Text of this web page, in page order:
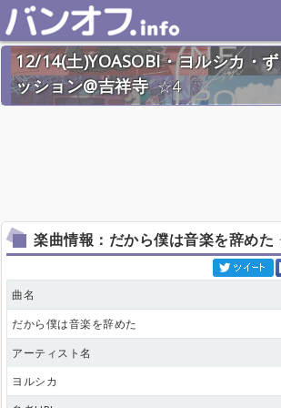
12/14(土)YOASOBI・ヨルシカ・
ッション@吉祥寺
4
楽曲情報：だから僕は音楽を辞めた
曲名
だから僕は音楽を辞めた
アーティスト名
ヨルシカ